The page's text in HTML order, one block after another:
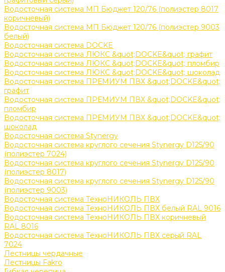
Водосточная система МП Бюджет 120/76 (полиэстер 8017
коричневый)
Водосточная система МП Бюджет 120/76 (полиэстер 9003
белый)
Водосточная система DOCKE
Водосточная система ЛЮКС &quot;DOCKE&quot; графит
Водосточная система ЛЮКС &quot;DOCKE&quot; пломбир
Водосточная система ЛЮКС &quot;DOCKE&quot; шоколад
Водосточная система ПРЕМИУМ ПВХ &quot;DOCKE&quot;
графит
Водосточная система ПРЕМИУМ ПВХ &quot;DOCKE&quot;
пломбир
Водосточная система ПРЕМИУМ ПВХ &quot;DOCKE&quot;
шоколад
Водосточная система Stynergy
Водосточная система круглого сечения Stynergy D125/90
(полиэстер 7024)
Водосточная система круглого сечения Stynergy D125/90
(полиэстер 8017)
Водосточная система круглого сечения Stynergy D125/90
(полиэстер 9003)
Водосточная система ТехноНИКОЛЬ ПВХ
Водосточная система ТехноНИКОЛЬ ПВХ белый RAL 9016
Водосточная система ТехноНИКОЛЬ ПВХ коричневый
RAL 8016
Водосточная система ТехноНИКОЛЬ ПВХ серый RAL
7024
Лестницы чердачные
Лестницы Fakro